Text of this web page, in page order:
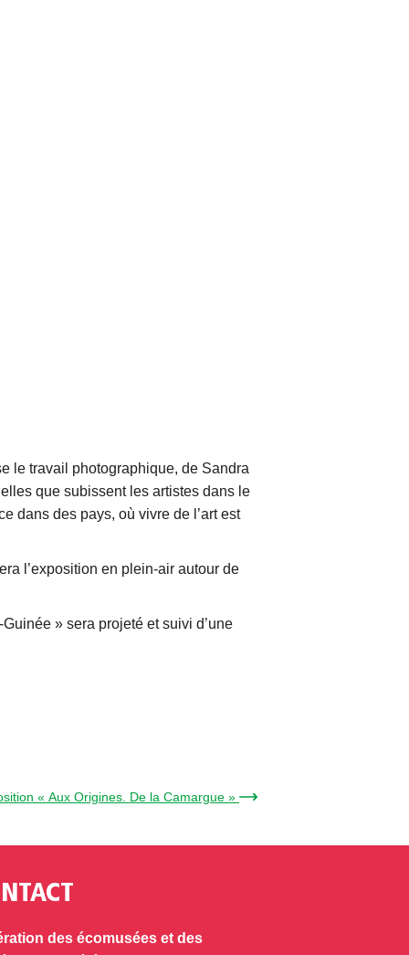
le travail photographique, de Sandra
que subissent les artistes dans le
dans des pays, où vivre de l’art est
l’exposition en plein-air autour de
» sera projeté et suivi d’une
« Aux Origines. De la Camargue » →
des écomusées et des